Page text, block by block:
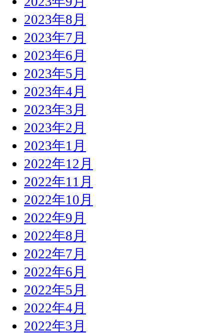
2023年8月
2023年7月
2023年6月
2023年5月
2023年4月
2023年3月
2023年2月
2023年1月
2022年12月
2022年11月
2022年10月
2022年9月
2022年8月
2022年7月
2022年6月
2022年5月
2022年4月
2022年3月